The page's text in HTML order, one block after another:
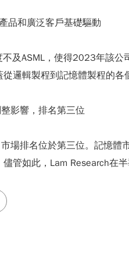
品和廣泛客戶基礎驅動
及ASML，使得2023年該
邏輯製程到記憶體製程的各
影響，排名第三位
場排名位於第三位。記憶
管如此，Lam Research在